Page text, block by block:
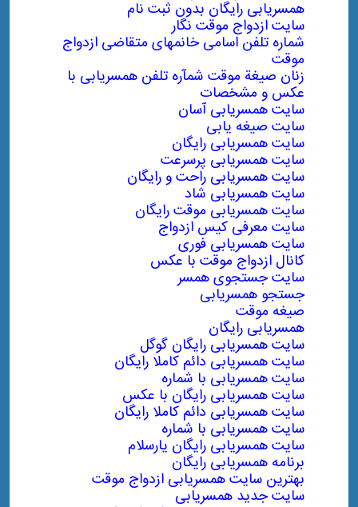
همسریابی رایگان بدون ثبت نام
سایت ازدواج موقت نگار
شماره تلفن اسامی خانمهای متقاضی ازدواج
موقت
زنان صيغة موقت شمآره تلفن همسریابی با
عکس و مشخصات
سایت همسریابی آسان
سایت صیغه یابی
سایت همسریابی رایگان
سایت همسریابی پرسرعت
سایت همسریابی راحت و رایگان
سایت همسریابی شاد
سایت همسریابی موقت رایگان
سایت معرفی کیس ازدواج
سایت همسریابی فوری
کانال ازدواج موقت با عکس
سایت جستجوی همسر
جستجو همسریابی
صیغه موقت
همسریابی رایگان
سایت همسریابی رایگان گوگل
سایت همسریابی دائم کاملا رایگان
سایت همسریابی با شماره
سایت همسریابی رایگان با عکس
سایت همسریابی دائم کاملا رایگان
سایت همسریابی با شماره
سایت همسریابی رایگان یارسلام
برنامه همسریابی رایگان
بهترین سایت همسریابی ازدواج موقت
سایت جدید همسریابی